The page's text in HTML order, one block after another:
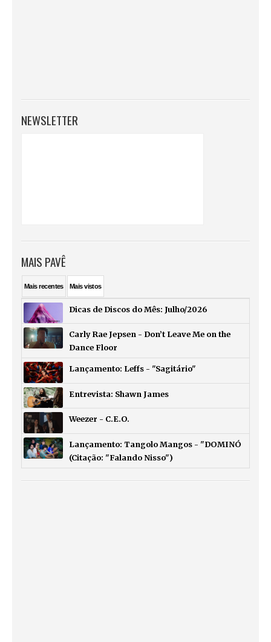
NEWSLETTER
MAIS PAVÊ
Maisrecentes Maisvistos
Dicas de Discos do Mês: Julho/2026
Carly Rae Jepsen - Don’t Leave Me on the
Dance Floor
Lançamento: Leffs - "Sagitário"
Entrevista: Shawn James
Weezer - C.E.O.
Lançamento: Tangolo Mangos - "DOMINÓ
(Citação: "Falando Nisso")